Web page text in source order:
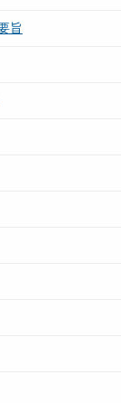
旨